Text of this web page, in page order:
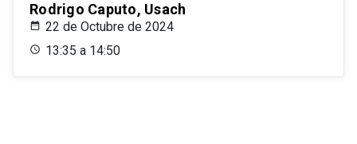
Rodrigo Caputo, Usach
22 de Octubre de 2024
13:35 a 14:50